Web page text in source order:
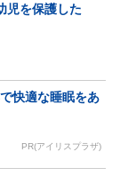
児を保護した
快適な睡眠をあ
PR(アイリスプラザ)